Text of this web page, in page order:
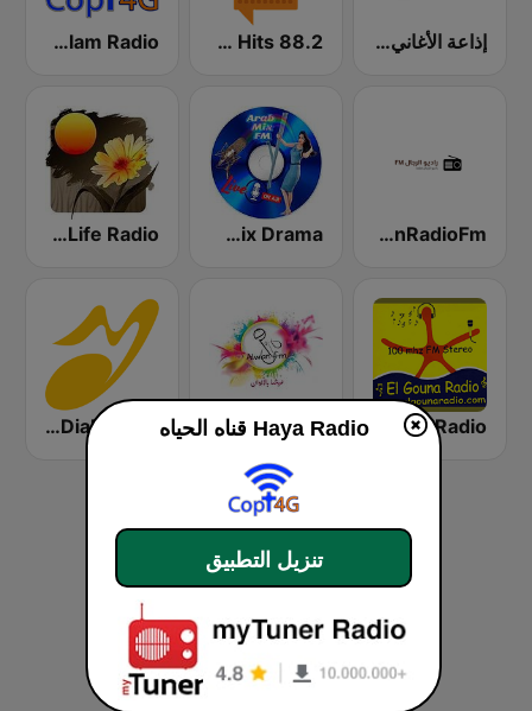
إذاعة الأغاني Al Aghani Radio Radio Hits 88.2 (راديو هيت) Akbat Al'alam Radio إذاعه اقباط العالم
MenRadioFm(راديو الرجال ) Arab Mix Drama
BetterLife Radio
Radio Alwan FM (راديو ألوان أف إم) MeloDiab Radio Haya Radio قناه الحياه
تنزيل التطبيق